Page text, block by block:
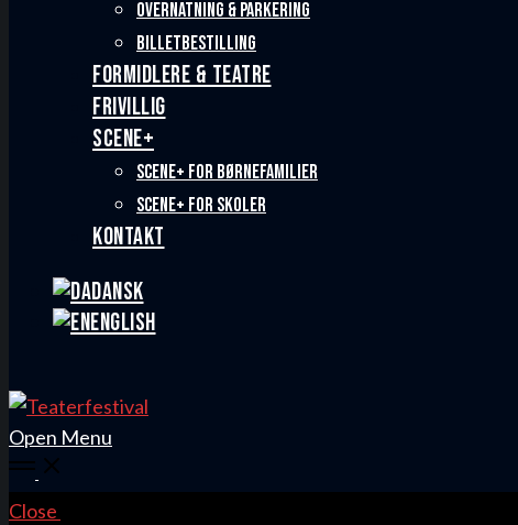
OVERNATNING & PARKERING
BILLETBESTILLING
FORMIDLERE & TEATRE
FRIVILLIG
SCENE+
SCENE+ FOR BØRNEFAMILIER
SCENE+ FOR SKOLER
KONTAKT
Dansk
English
Open Menu
Close